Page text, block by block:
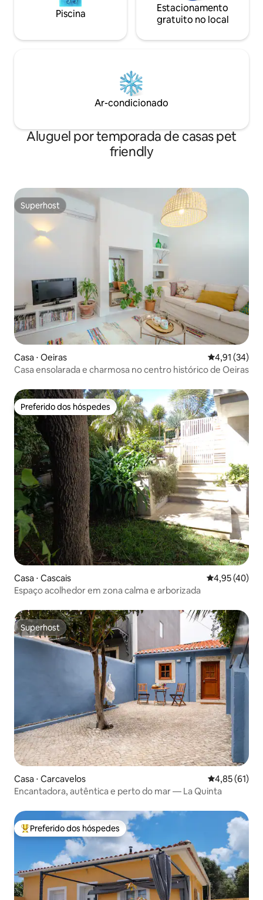
Estoril, a 10 minutos a pé da praia.
Piscina
Estacionamento
gratuito no local
Ar-condicionado
Aluguel por temporada de casas pet
friendly
Superhost
Superhost
Casa ⋅ Oeiras 4,91 de uma
4,91 (34)
Casa ensolarada e charmosa no centro histórico de Oeiras
Preferido dos hóspedes
Preferido dos hóspedes
Casa ⋅ Cascais 4,95 de uma
4,95 (40)
Espaço acolhedor em zona calma e arborizada
Superhost
Superhost
Casa ⋅ Carcavelos 4,85 de uma
4,85 (61)
Encantadora, autêntica e perto do mar — La Quinta
Entre os melhores preferidos dos hóspedes
Preferido dos hóspedes